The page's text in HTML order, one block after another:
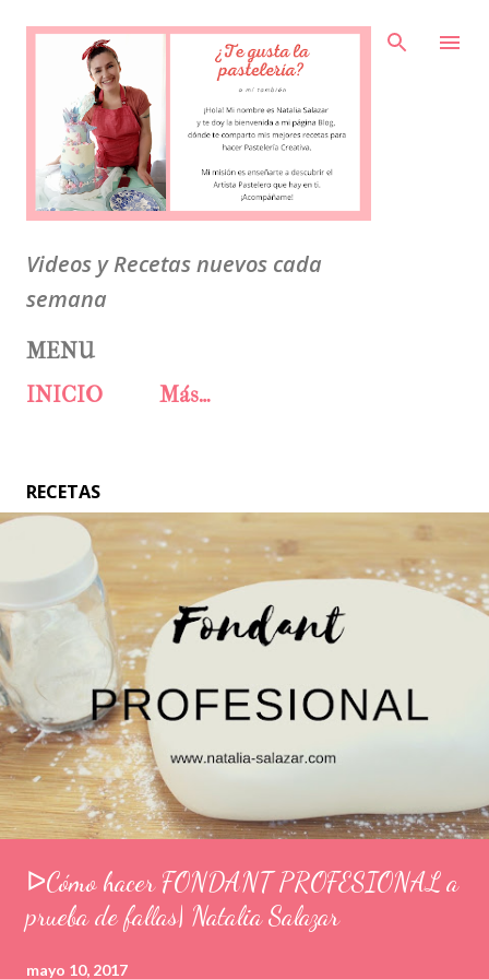
Ir al contenido principal
Videos y Recetas nuevos cada
semana
MENU
INICIO
Más…
RECETAS
ᐅCómo hacer FONDANT PROFESIONAL a
prueba de fallas| Natalia Salazar
mayo 10, 2017